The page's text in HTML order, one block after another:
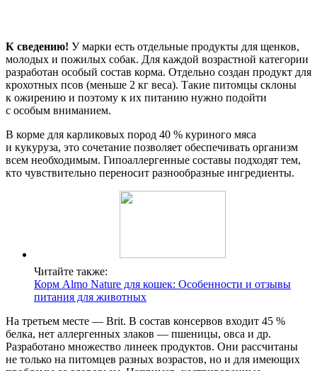
К сведению! У марки есть отдельные продукты для щенков,
молодых и пожилых собак. Для каждой возрастной категории
разработан особый состав корма. Отдельно создан продукт для
крохотных псов (меньше 2 кг веса). Такие питомцы склоны
к ожирению и поэтому к их питанию нужно подойти
с особым вниманием.
В корме для карликовых пород 40 % куриного мяса
и кукуруза, это сочетание позволяет обеспечивать организм
всем необходимым. Гипоаллергенные составы подходят тем,
кто чувствительно переносит разнообразные ингредиенты.
Читайте также:
Корм Almo Nature для кошек: Особенности и отзывы
питания для животных
На третьем месте — Brit. В состав консервов входит 45 %
белка, нет аллергенных злаков — пшеницы, овса и др.
Разработано множество линеек продуктов. Они рассчитаны
не только на питомцев разных возрастов, но и для имеющих